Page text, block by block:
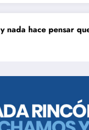
que vaya a